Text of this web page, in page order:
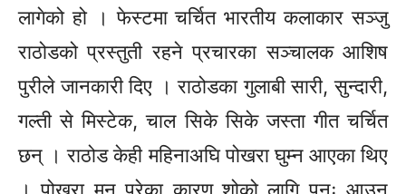
लागेको हो ।फेस्टमाचर्चित भारतीय कलाकारसञ्जु
राठोडको प्रस्तुती रहने प्रचारका सञ्चालक आशिष
पुरीले जानकारी दिए ।राठोडकागुलाबी सारी,सुन्दारी,
गल्ती से मिस्टेक, चाल सिके सिके जस्ता गीत चर्चित
छन् ।राठोडकेही महिनाअघि पोखरा घुम्न आएका थिए